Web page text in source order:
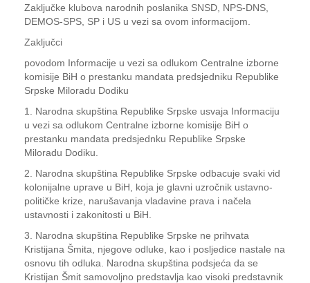
Zaključke klubova narodnih poslanika SNSD, NPS-DNS,
DEMOS-SPS, SP i US u vezi sa ovom informacijom.
Zaključci
povodom Informacije u vezi sa odlukom Centralne izborne
komisije BiH o prestanku mandata predsjedniku Republike
Srpske Miloradu Dodiku
1. Narodna skupština Republike Srpske usvaja Informaciju
u vezi sa odlukom Centralne izborne komisije BiH o
prestanku mandata predsjednku Republike Srpske
Miloradu Dodiku.
2. Narodna skupština Republike Srpske odbacuje svaki vid
kolonijalne uprave u BiH, koja je glavni uzročnik ustavno-
političke krize, narušavanja vladavine prava i načela
ustavnosti i zakonitosti u BiH.
3. Narodna skupština Republike Srpske ne prihvata
Kristijana Šmita, njegove odluke, kao i posljedice nastale na
osnovu tih odluka. Narodna skupština podsjeća da se
Kristijan Šmit samovoljno predstavlja kao visoki predstavnik